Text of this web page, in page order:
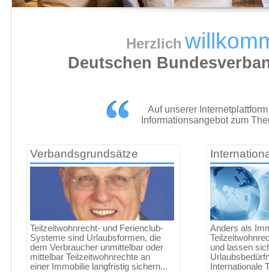
Herzlich
Deutschen
Auf unserer
Informationsangebot zum
Verbandsgrundsätze
Teilzeitwohnrecht- und Ferienclub-
Systeme sind Urlaubsformen, die
dem Verbraucher unmittelbar oder
mittelbar Teilzeitwohnrechte an
einer Immobilie langfristig sichern...
Anders als
und lassen
Internationale